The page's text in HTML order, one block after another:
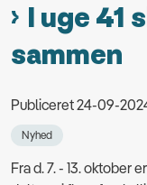
I uge 41
sammen
Publiceret 24-09-
Nyhed
Fra d. 7. - 13. oktober